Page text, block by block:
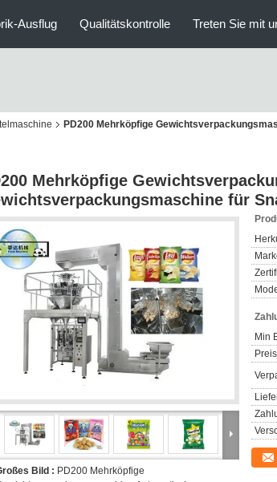
Ausflug Qualitätskontrolle Treten Sie mit
PD200 Mehrköpfige
Mehrköpfige
für
Bild : PD200 Mehrköpfige
Min